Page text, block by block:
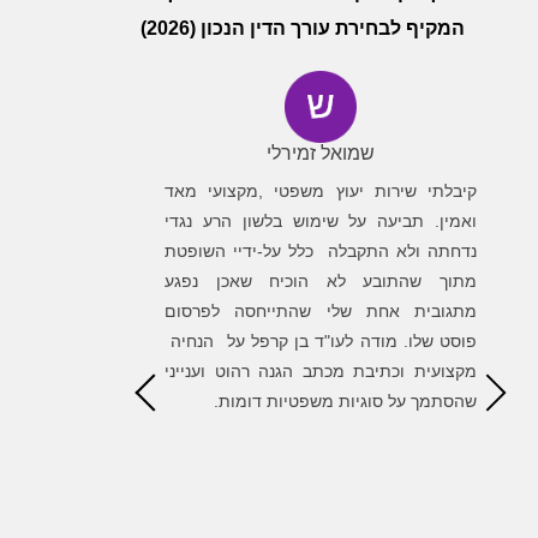
המקיף לבחירת עורך הדין הנכון (2026)
שמואל זמירלי
קיבלתי שירות יעוץ משפטי ,מקצועי מאד
ואמין. תביעה על שימוש בלשון הרע נגדי
נדחתה ולא התקבלה כלל על-ידיי השופטת
מתוך שהתובע לא הוכיח שאכן נפגע
מתגובית אחת שלי שהתייחסה לפרסום
פוסט שלו. מודה לעו"ד בן קרפל על הנחיה
מקצועית וכתיבת מכתב הגנה רהוט וענייני
שהסתמך על סוגיות משפטיות דומות.